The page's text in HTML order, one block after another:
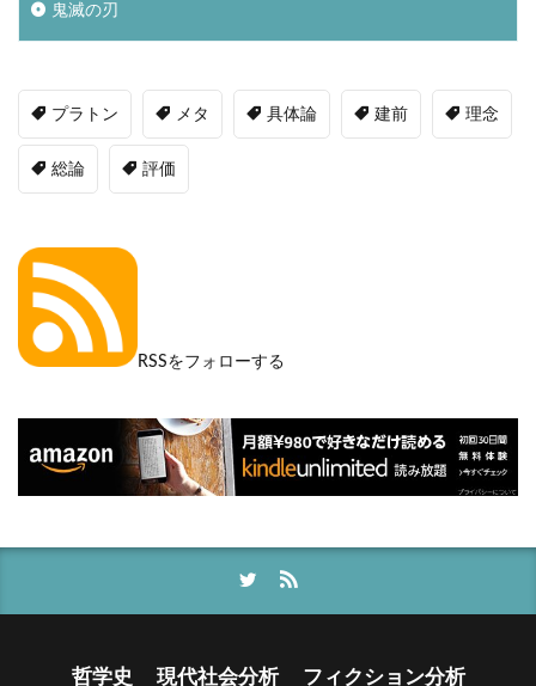
鬼滅の刃
プラトン メタ 具体論 建前 理念
総論 評価
RSSをフォローする
哲学史 現代社会分析 フィクション分析